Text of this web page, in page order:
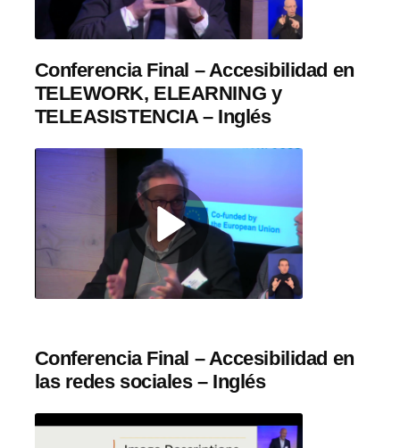
Conferencia Final – Accesibilidad en
TELEWORK, ELEARNING y
TELEASISTENCIA – Inglés
Conferencia Final – Accesibilidad en
las redes sociales – Inglés